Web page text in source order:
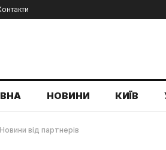
НОВИНИ КИЇВ
Новини від партнерів